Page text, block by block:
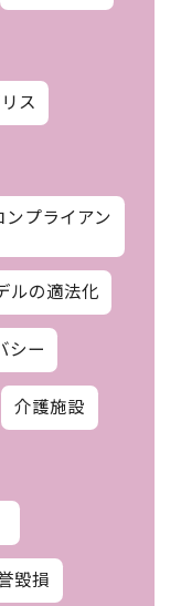
ス
プライアン
ルの適法化
シー
介護施設
毀損